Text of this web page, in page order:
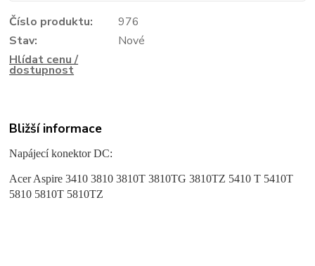
Číslo produktu:
976
Stav:
Nové
Hlídat cenu /
dostupnost
Bližší informace
Napájecí konektor DC:
Acer Aspire 3410 3810 3810T 3810TG 3810TZ 5410 T 5410T
5810 5810T 5810TZ